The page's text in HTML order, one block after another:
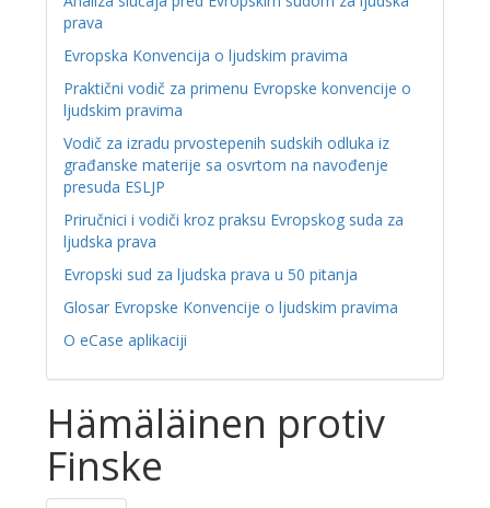
prava
Evropska Konvencija o ljudskim pravima
Praktični vodič za primenu Evropske konvencije o
ljudskim pravima
Vodič za izradu prvostepenih sudskih odluka iz
građanske materije sa osvrtom na navođenje
presuda ESLJP
Priručnici i vodiči kroz praksu Evropskog suda za
ljudska prava
Evropski sud za ljudska prava u 50 pitanja
Glosar Evropske Konvencije o ljudskim pravima
O eCase aplikaciji
Hämäläinen protiv
Finske